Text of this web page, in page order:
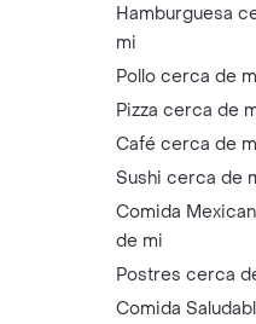
Hamburguesa
mi
Pollo cerca de
Pizza cerca de
Café cerca de
Sushi cerca de
Comida
de mi
Postres cerca
Comida